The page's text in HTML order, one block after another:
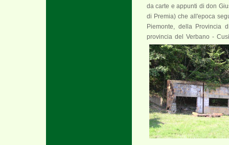
da carte e appunti di don
di Premia) che all'epoca
Piemonte, della Provincia
provincia del Verbano -